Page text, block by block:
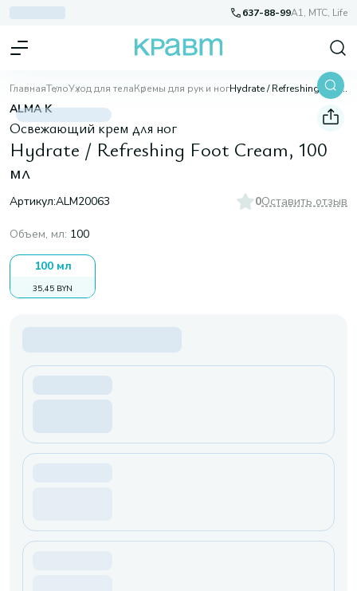
637-88-99A1, МТС, Life
ГлавнаяТелоУход для телаКремы для рук и ног Hydrate / Refreshing Foot Cream, 100 мл
ALMA K
Освежающий крем для ног
Hydrate / Refreshing Foot Cream, 100
мл
Артикул:ALM20063 0Оставить отзыв
Объем, мл: 100
100 мл
35,45 BYN